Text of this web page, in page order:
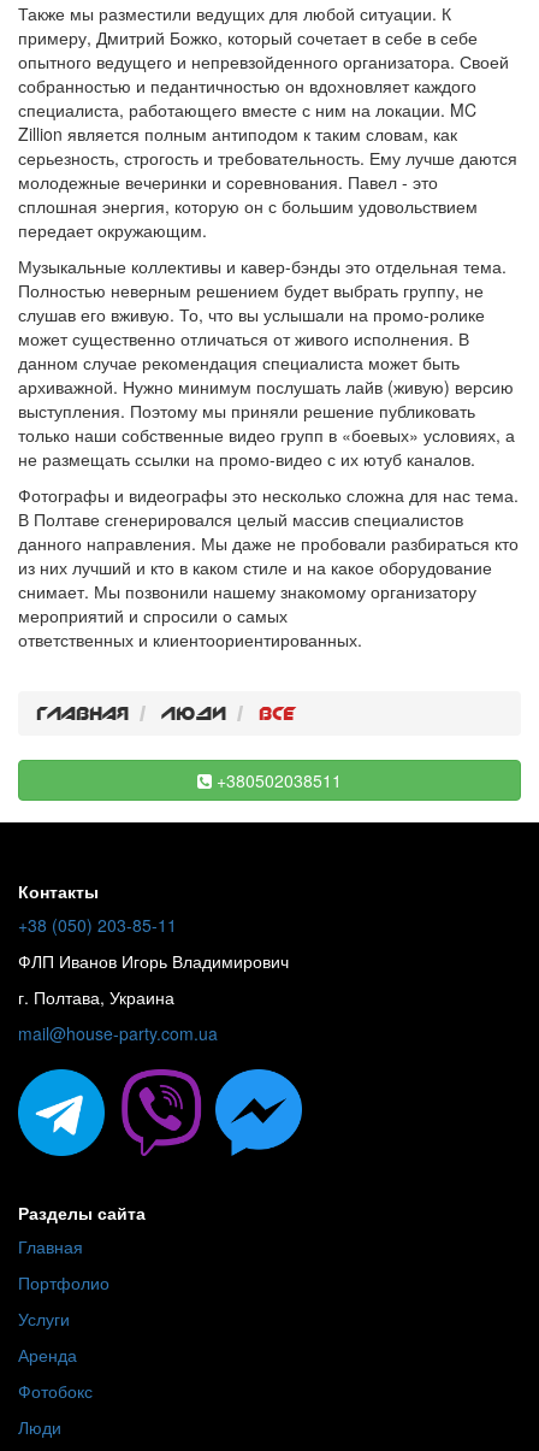
Также мы разместили ведущих для любой ситуации. К
примеру, Дмитрий Божко, который сочетает в себе в себе
опытного ведущего и непревзойденного организатора. Своей
собранностью и педантичностью он вдохновляет каждого
специалиста, работающего вместе с ним на локации. MC
Zillion является полным антиподом к таким словам, как
серьезность, строгость и требовательность. Ему лучше даются
молодежные вечеринки и соревнования. Павел - это
сплошная энергия, которую он с большим удовольствием
передает окружающим.
Музыкальные коллективы и кавер-бэнды это отдельная тема.
Полностью неверным решением будет выбрать группу, не
слушав его вживую. То, что вы услышали на промо-ролике
может существенно отличаться от живого исполнения. В
данном случае рекомендация специалиста может быть
архиважной. Нужно минимум послушать лайв (живую) версию
выступления. Поэтому мы приняли решение публиковать
только наши собственные видео групп в «боевых» условиях, а
не размещать ссылки на промо-видео с их ютуб каналов.
Фотографы и видеографы это несколько сложна для нас тема.
В Полтаве сгенерировался целый массив специалистов
данного направления. Мы даже не пробовали разбираться кто
из них лучший и кто в каком стиле и на какое оборудование
снимает. Мы позвонили нашему знакомому организатору
мероприятий и спросили о самых
ответственных и клиентоориентированных.
Главная Люди Все
+380502038511
Контакты
+38 (050) 203-85-11
ФЛП Иванов Игорь Владимирович
г. Полтава, Украина
mail@house-party.com.ua
Разделы сайта
Главная
Портфолио
Услуги
Аренда
Фотобокс
Люди